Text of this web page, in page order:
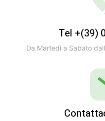
Tel +(39)
Da Martedì a Sabato